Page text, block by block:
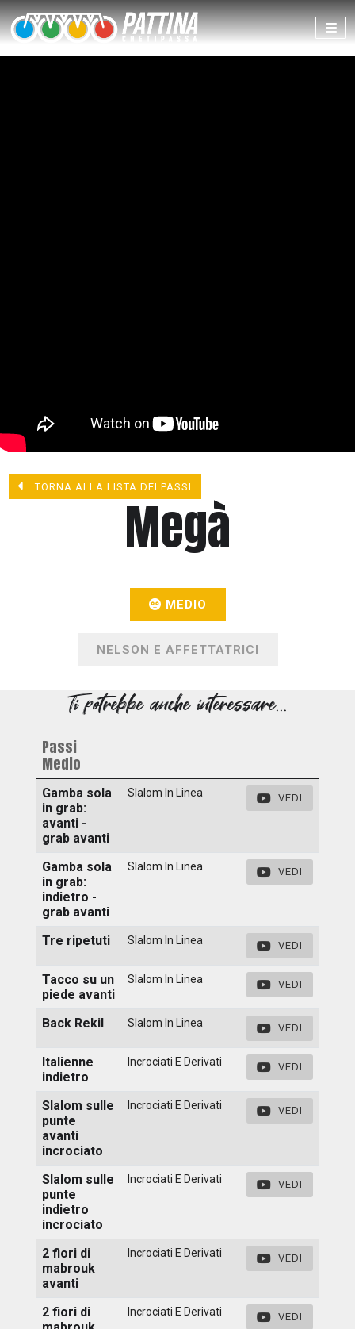
TORNA ALLA LISTA DEI PASSI
Megà
MEDIO
NELSON E AFFETTATRICI
Ti potrebbe anche interessare...
Passi
Medio
Gamba sola
in grab:
avanti -
grab avanti
Slalom In Linea VEDI
Gamba sola
in grab:
indietro -
grab avanti
Slalom In Linea VEDI
Tre ripetuti Slalom In Linea VEDI
Tacco su un
piede avanti
Slalom In Linea VEDI
Back Rekil Slalom In Linea VEDI
Italienne
indietro
Incrociati E Derivati VEDI
Slalom sulle
punte
avanti
incrociato
Incrociati E Derivati VEDI
Slalom sulle
punte
indietro
incrociato
Incrociati E Derivati VEDI
2 fiori di
mabrouk
avanti
Incrociati E Derivati VEDI
2 fiori di
Incrociati E Derivati VEDI